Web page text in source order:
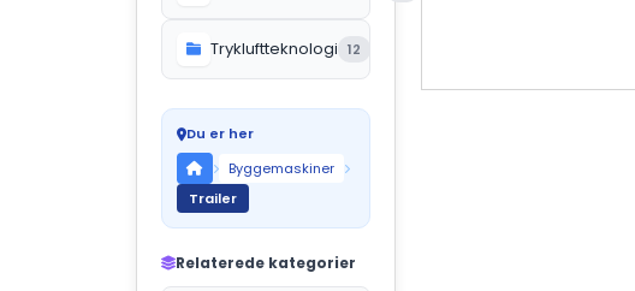
Trykluftteknologi 12
Du er her
Byggemaskiner
Trailer
Relaterede kategorier